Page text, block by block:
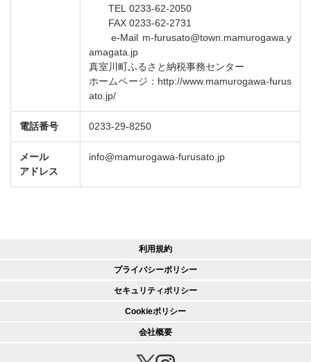
TEL 0233-62-2050
FAX 0233-62-2731
e-Mail m-furusato@town.mamurogawa.y
amagata.jp
真室川町ふるさと納税事務センター
ホームページ：http://www.mamurogawa-furus
ato.jp/
電話番号 0233-29-8250
メール
アドレス
info@mamurogawa-furusato.jp
利用規約
プライバシーポリシー
セキュリティポリシー
Cookieポリシー
会社概要